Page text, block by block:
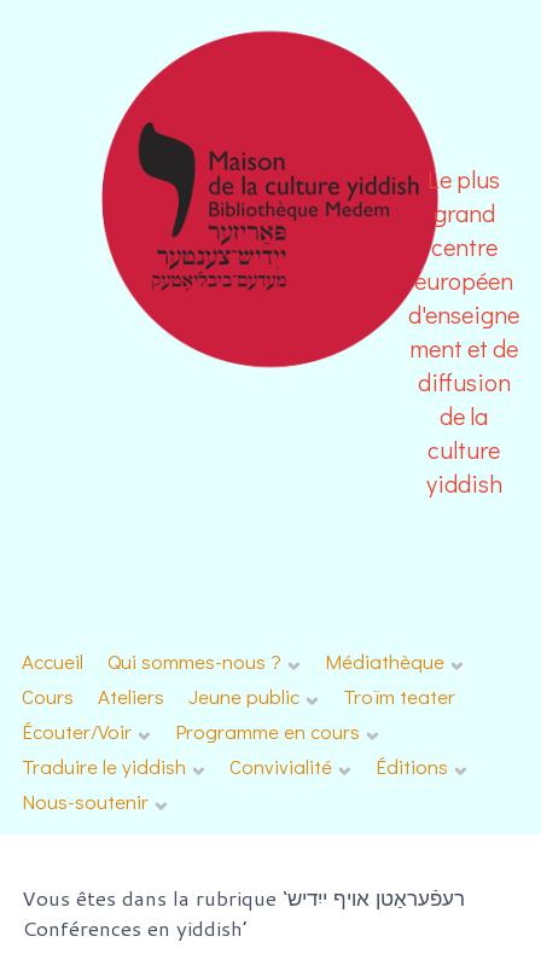
Le plus
grand
centre
européen
d'enseigne
ment et de
diffusion
de la
culture
yiddish
Accueil Qui sommes-nous ?
Médiathèque
Cours
Ateliers Jeune public
Troïm teater
Écouter/Voir
Programme en cours
Traduire le yiddish
Convivialité
Éditions
Nous-soutenir
Vous êtes dans la rubrique ‘רעפֿעראַטן אויף ייִדיש
Conférences en yiddish’